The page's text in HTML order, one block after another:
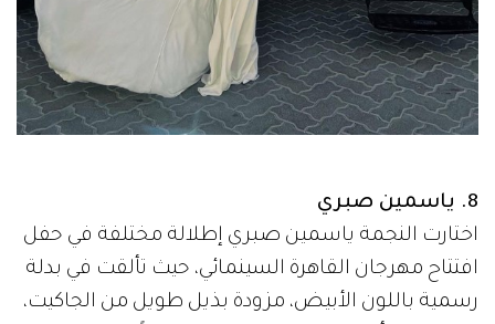
8. ياسمين صبري
اختارت النجمة ياسمين صبري إطلالة مختلفة في حفل
افتتاح مهرجان القاهرة السينمائي، حيث تألقت في بدلة
رسمية باللون الأبيض، مزودة بذيل طويل من الجاكيت،